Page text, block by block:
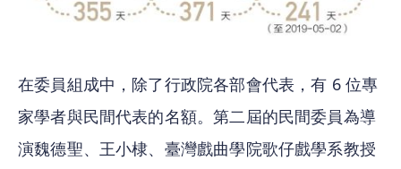
在委員組成中，除了行政院各部會代表，有 6 位專
家學者與民間代表的名額。第二屆的民間委員為導
演魏德聖、王小棣、臺灣戲曲學院歌仔戲學系教授